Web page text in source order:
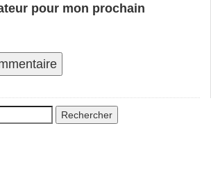
pour mon prochain